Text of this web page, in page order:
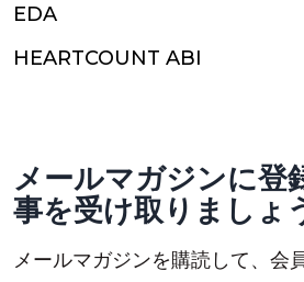
EDA
HEARTCOUNT ABI
メールマガジンに登
事を受け取りましょ
メールマガジンを購読して、会